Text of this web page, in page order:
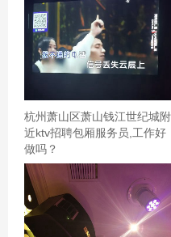
凯歌很好啊，服务好音质
算了，以后常来8个人给
杭州富阳区万市镇附近夜
杭州萧山区萧山钱江世纪城附
近ktv招聘包厢服务员,工作好
做吗？